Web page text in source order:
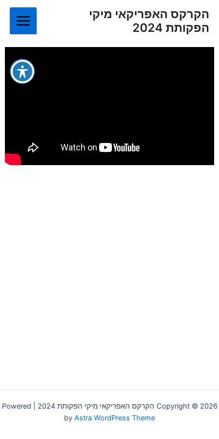
לתוכןהקרקס האפריקאי מיקי
הפקותת 2024
Main
Menu
Copyright © 2026 הקרקס האפריקאי מיקי הפקותת 2024 | Powered
by Astra WordPress Theme